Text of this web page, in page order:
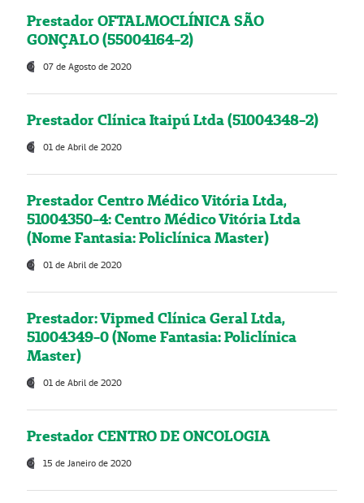
Prestador OFTALMOCLÍNICA SÃO
GONÇALO (55004164-2)
07 de Agosto de 2020
Prestador Clínica Itaipú Ltda (51004348-2)
01 de Abril de 2020
Prestador Centro Médico Vitória Ltda,
51004350-4: Centro Médico Vitória Ltda
(Nome Fantasia: Policlínica Master)
01 de Abril de 2020
Prestador: Vipmed Clínica Geral Ltda,
51004349-0 (Nome Fantasia: Policlínica
Master)
01 de Abril de 2020
Prestador CENTRO DE ONCOLOGIA
15 de Janeiro de 2020